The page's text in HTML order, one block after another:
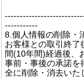
-----------
8.個人情報の削除・
お客様との取引終了
間(10年間)経過後、
事前・事後の承諾を
全に削除・消去いた